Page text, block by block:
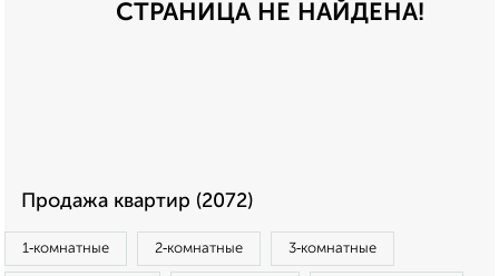
СТРАНИЦА НЕ НАЙДЕНА!
Продажа квартир (2072)
1‑комнатные 2‑комнатные 3‑комнатные